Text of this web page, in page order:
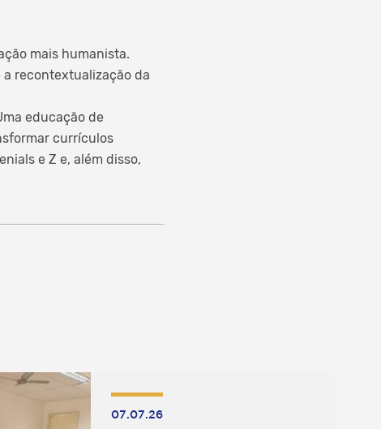
mais humanista.
recontextualização da
educação de
currículos
e Z e, além disso,
07.07.26